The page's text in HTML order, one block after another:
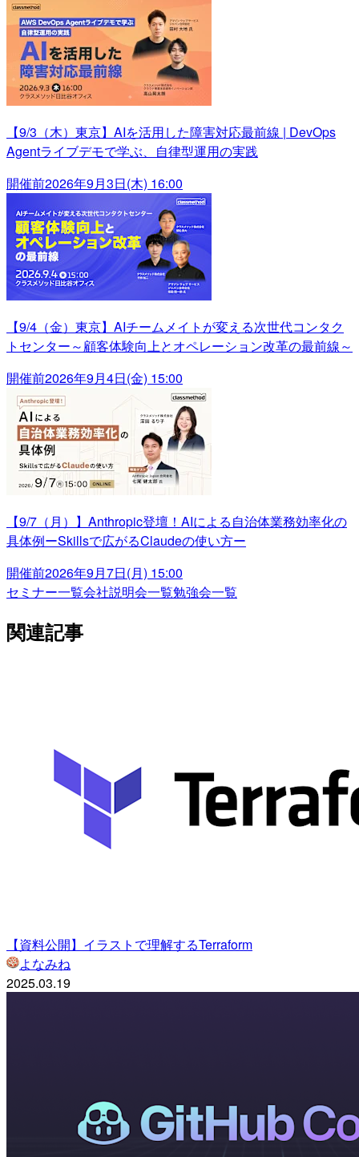
【9/3（木）東京】AIを活用した障害対応最前線 | DevOps
Agentライブデモで学ぶ、自律型運用の実践
開催前2026年9月3日(木) 16:00
【9/4（金）東京】AIチームメイトが変える次世代コンタク
トセンター～顧客体験向上とオペレーション改革の最前線～
開催前2026年9月4日(金) 15:00
【9/7（月）】Anthropic登壇！AIによる自治体業務効率化の
具体例ーSkillsで広がるClaudeの使い方ー
開催前2026年9月7日(月) 15:00
セミナー一覧会社説明会一覧勉強会一覧
関連記事
【資料公開】イラストで理解するTerraform
よなみね
2025.03.19